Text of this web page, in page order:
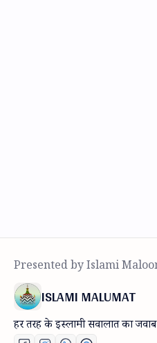
ISLAMI MALUMAT
हर तरह के इस्लामी सवालात का जवाब